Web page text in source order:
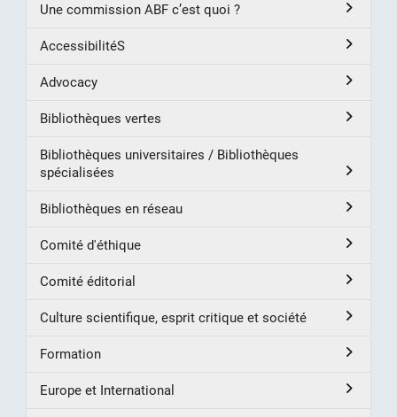
Une commission ABF c’est quoi ?
AccessibilitéS
Advocacy
Bibliothèques vertes
Bibliothèques universitaires / Bibliothèques
spécialisées
Bibliothèques en réseau
Comité d'éthique
Comité éditorial
Culture scientifique, esprit critique et société
Formation
Europe et International